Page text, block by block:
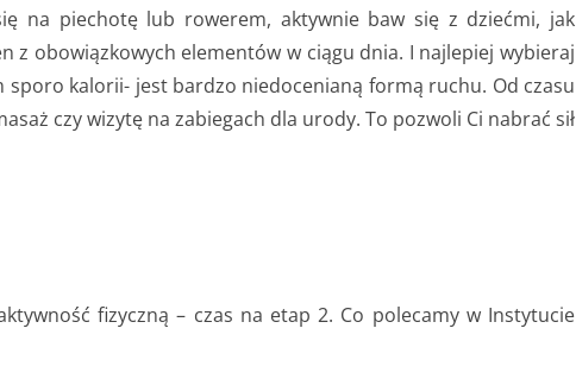
na piechotę lub rowerem, aktywnie baw się z dziećmi, jak
z obowiązkowych elementów w ciągu dnia. I najlepiej wybieraj
sporo kalorii- jest bardzo niedocenianą formą ruchu. Od czasu
czy wizytę na zabiegach dla urody. To pozwoli Ci nabrać sił
fizyczną – czas na etap 2. Co polecamy w Instytucie